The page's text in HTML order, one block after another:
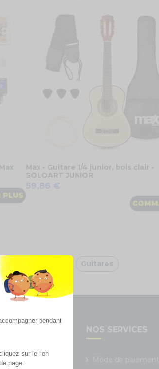
pendant
sur le lien
page.
PLUS
Max - Guitare 1/4 junior, bois clair -
SOLOART JUNIOR
59,86 €
de musique Guitares
NOS SERVICES